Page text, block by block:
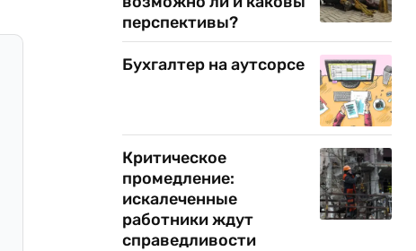
перспективы?
Бухгалтер на аутсорсе
Критическое
промедление:
искалеченные
работники ждут
справедливости